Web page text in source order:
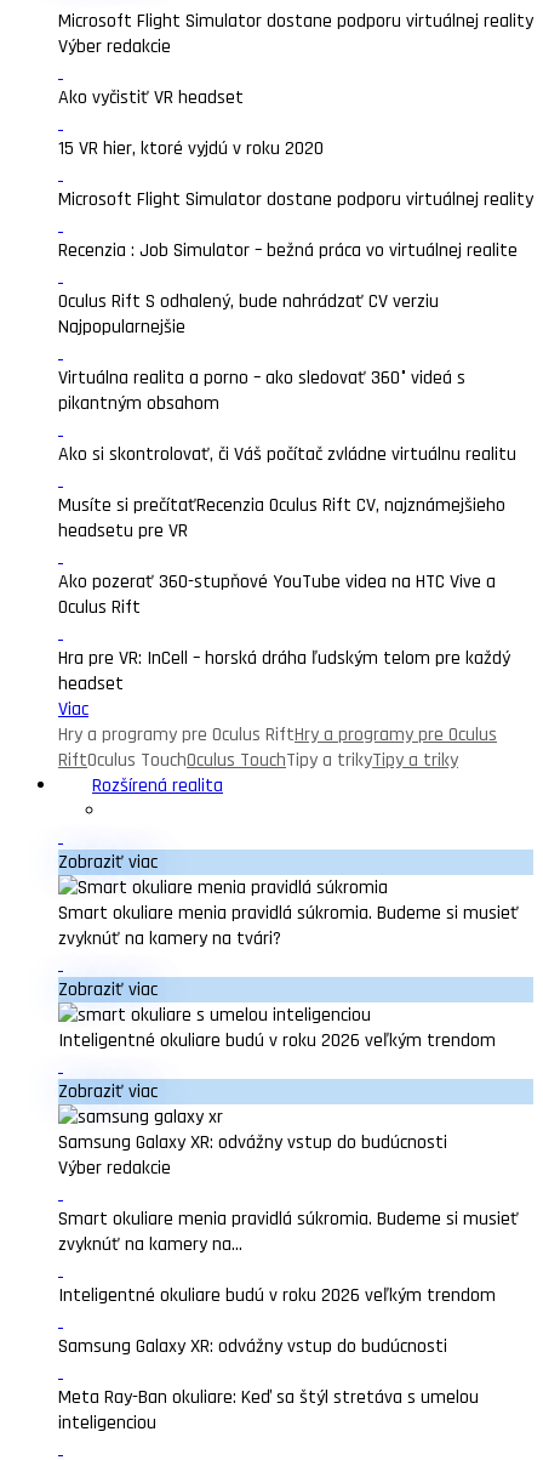
Microsoft Flight Simulator dostane podporu virtuálnej reality
Výber redakcie
Ako vyčistiť VR headset
15 VR hier, ktoré vyjdú v roku 2020
Microsoft Flight Simulator dostane podporu virtuálnej reality
Recenzia : Job Simulator – bežná práca vo virtuálnej realite
Oculus Rift S odhalený, bude nahrádzať CV verziu
Najpopularnejšie
Virtuálna realita a porno – ako sledovať 360° videá s
pikantným obsahom
Ako si skontrolovať, či Váš počítač zvládne virtuálnu realitu
Musíte si prečítaťRecenzia Oculus Rift CV, najznámejšieho
headsetu pre VR
Ako pozerať 360-stupňové YouTube videa na HTC Vive a
Oculus Rift
Hra pre VR: InCell – horská dráha ľudským telom pre každý
headset
Viac
Hry a programy pre Oculus RiftHry a programy pre Oculus
RiftOculus TouchOculus TouchTipy a trikyTipy a triky
Rozšírená realita
Zobraziť viac
Smart okuliare menia pravidlá súkromia. Budeme si musieť
zvyknúť na kamery na tvári?
Zobraziť viac
Inteligentné okuliare budú v roku 2026 veľkým trendom
Zobraziť viac
Samsung Galaxy XR: odvážny vstup do budúcnosti
Výber redakcie
Smart okuliare menia pravidlá súkromia. Budeme si musieť
zvyknúť na kamery na...
Inteligentné okuliare budú v roku 2026 veľkým trendom
Samsung Galaxy XR: odvážny vstup do budúcnosti
Meta Ray-Ban okuliare: Keď sa štýl stretáva s umelou
inteligenciou